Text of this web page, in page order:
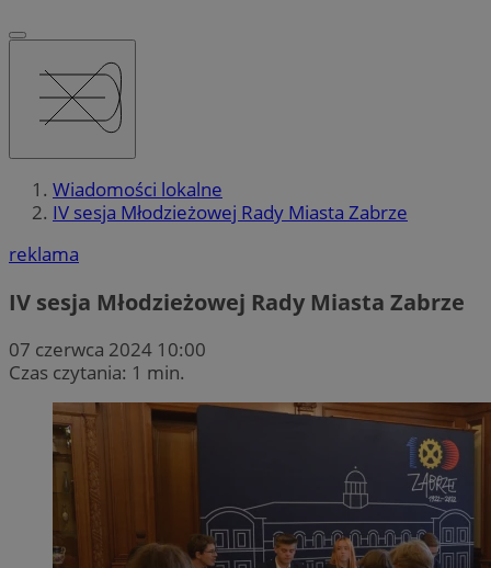
Wiadomości lokalne
IV sesja Młodzieżowej Rady Miasta Zabrze
reklama
IV sesja Młodzieżowej Rady Miasta Zabrze
07 czerwca 2024 10:00
Czas czytania: 1 min.